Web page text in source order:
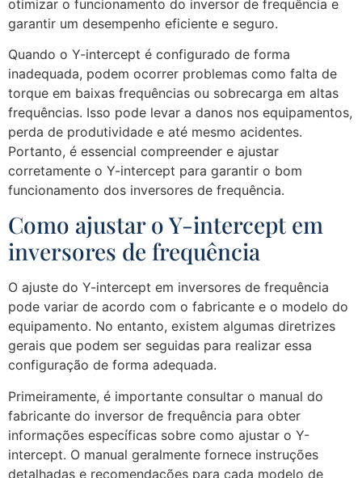
otimizar o funcionamento do inversor de frequência e
garantir um desempenho eficiente e seguro.
Quando o Y-intercept é configurado de forma
inadequada, podem ocorrer problemas como falta de
torque em baixas frequências ou sobrecarga em altas
frequências. Isso pode levar a danos nos equipamentos,
perda de produtividade e até mesmo acidentes.
Portanto, é essencial compreender e ajustar
corretamente o Y-intercept para garantir o bom
funcionamento dos inversores de frequência.
Como ajustar o Y-intercept em
inversores de frequência
O ajuste do Y-intercept em inversores de frequência
pode variar de acordo com o fabricante e o modelo do
equipamento. No entanto, existem algumas diretrizes
gerais que podem ser seguidas para realizar essa
configuração de forma adequada.
Primeiramente, é importante consultar o manual do
fabricante do inversor de frequência para obter
informações específicas sobre como ajustar o Y-
intercept. O manual geralmente fornece instruções
detalhadas e recomendações para cada modelo de